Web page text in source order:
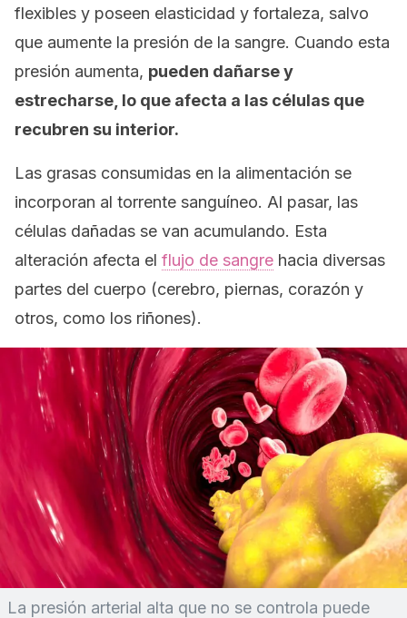
flexibles y poseen elasticidad y fortaleza, salvo
que aumente la presión de la sangre. Cuando esta
presión aumenta, pueden dañarse y
estrecharse, lo que afecta a las células que
recubren su interior.
Las grasas consumidas en la alimentación se
incorporan al torrente sanguíneo. Al pasar, las
células dañadas se van acumulando. Esta
alteración afecta el flujo de sangre hacia diversas
partes del cuerpo (cerebro, piernas, corazón y
otros, como los riñones).
La presión arterial alta que no se controla puede